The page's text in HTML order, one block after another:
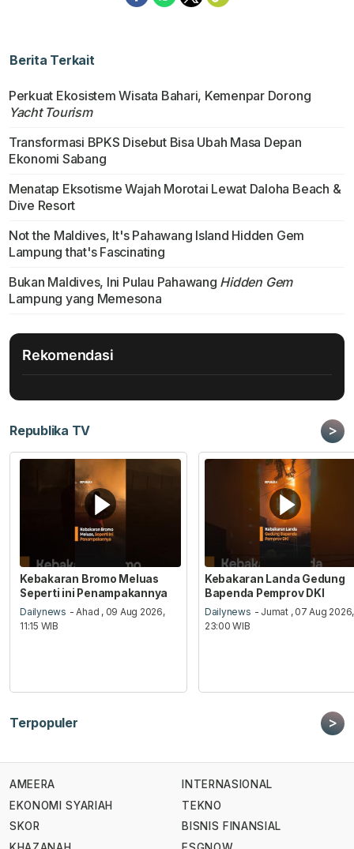
Berita Terkait
Perkuat Ekosistem Wisata Bahari, Kemenpar Dorong
Yacht Tourism
Transformasi BPKS Disebut Bisa Ubah Masa Depan
Ekonomi Sabang
Menatap Eksotisme Wajah Morotai Lewat Daloha Beach &
Dive Resort
Not the Maldives, It's Pahawang Island Hidden Gem
Lampung that's Fascinating
Bukan Maldives, Ini Pulau Pahawang Hidden Gem
Lampung yang Memesona
Rekomendasi
Republika TV >
Kebakaran Bromo Meluas
Seperti ini Penampakannya
Dailynews - Ahad , 09 Aug 2026,
11:15 WIB
Kebakaran Landa Gedung
Bapenda Pemprov DKI
Dailynews - Jumat , 07 Aug 2026,
23:00 WIB
Terpopuler >
AMEERA
EKONOMI SYARIAH
SKOR
INTERNASIONAL
TEKNO
BISNIS FINANSIAL